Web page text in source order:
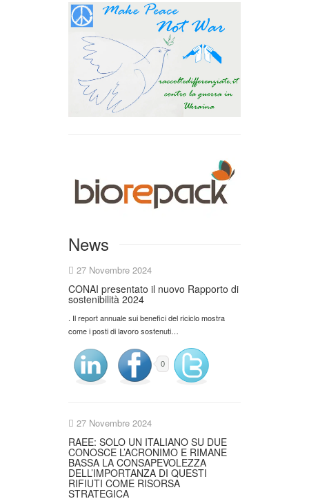
News
27 Novembre 2024
CONAI presentato il nuovo Rapporto di
sostenibilità 2024
. Il report annuale sui benefici del riciclo mostra
come i posti di lavoro sostenuti…
0
27 Novembre 2024
RAEE: SOLO UN ITALIANO SU DUE
CONOSCE L’ACRONIMO E RIMANE
BASSA LA CONSAPEVOLEZZA
DELL’IMPORTANZA DI QUESTI
RIFIUTI COME RISORSA
STRATEGICA